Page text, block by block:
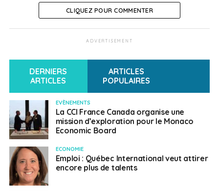
CLIQUEZ POUR COMMENTER
ADVERTISEMENT
DERNIERS
ARTICLES
ARTICLES
POPULAIRES
EVÈNEMENTS
La CCI France Canada organise une
mission d’exploration pour le Monaco
Economic Board
ECONOMIE
Emploi : Québec International veut attirer
encore plus de talents